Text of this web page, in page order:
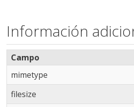
Información
Campo
mimetype
filesize